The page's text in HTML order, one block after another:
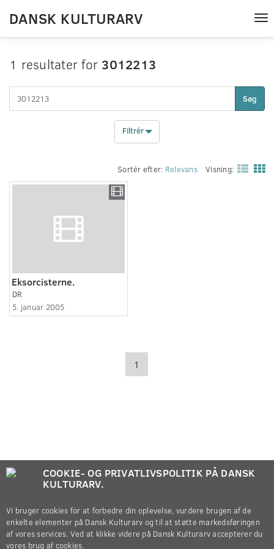
DANSK KULTURARV
1 resultater for 3012213
Søg
Filtrér
Sortér efter: Relevans Visning:
Eksorcisterne.
DR
5. januar 2005
1
COOKIE- OG PRIVATLIVSPOLITIK PÅ DANSK
KULTURARV.
Vi bruger cookies for at forbedre din oplevelse, vurdere brugen af de
enkelte elementer på Dansk Kulturarv og til at støtte markedsføringen
af vores services. Ved at klikke videre på Dansk Kulturarv accepterer du
vores brug af cookies.